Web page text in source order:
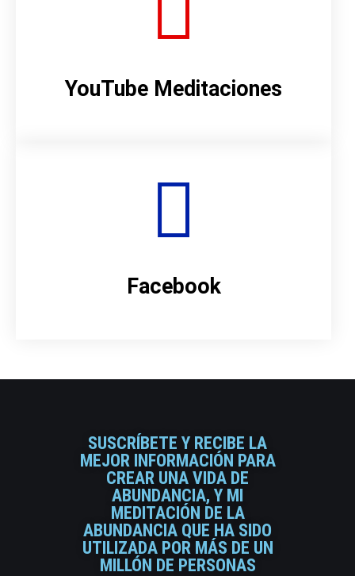
YouTube Meditaciones
Facebook
SUSCRÍBETE Y RECIBE LA
MEJOR INFORMACIÓN PARA
CREAR UNA VIDA DE
ABUNDANCIA, Y MI
MEDITACIÓN DE LA
ABUNDANCIA QUE HA SIDO
UTILIZADA POR MÁS DE UN
MILLÓN DE PERSONAS